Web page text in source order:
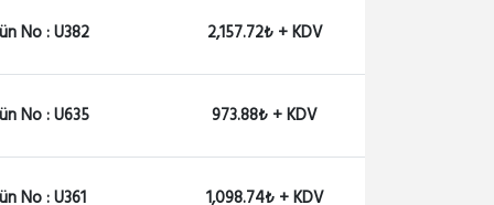
POE Adaptör+Injector, 48...
No : U382 2,157.72₺ + KDV
No : U635 973.88₺ + KDV
No : U361 1,098.74₺ + KDV